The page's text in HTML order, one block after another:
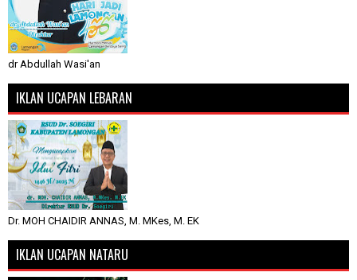
dr Abdullah Wasi'an
IKLAN UCAPAN LEBARAN
Dr. MOH CHAIDIR ANNAS, M. MKes, M. EK
IKLAN UCAPAN NATARU